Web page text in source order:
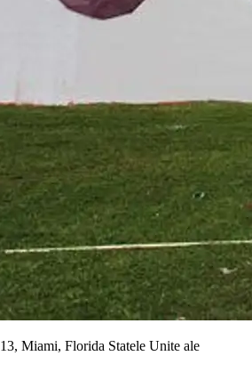
Miami, Florida Statele Unite ale